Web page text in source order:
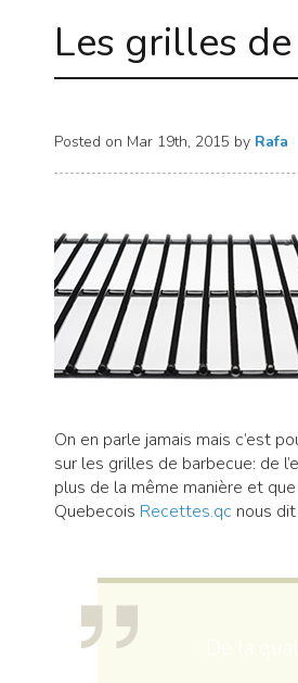
Les grilles
Posted on Mar 19th, 2015 by Rafa
On en parle jamais mais c’est
sur les grilles de barbecue: de
plus de la même manière et
Quebecois Recettes.qc nous